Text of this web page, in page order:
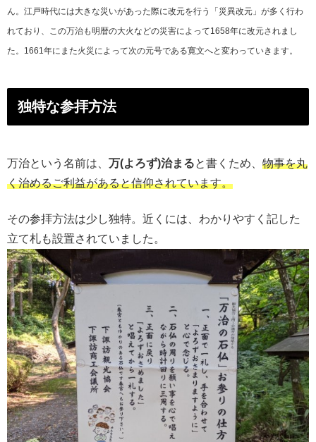
ん。江戸時代には大きな災いがあった際に改元を行う「災異改元」が多く行わ
れており、この万治も明暦の大火などの災害によって1658年に改元されまし
た。1661年にまた火災によって次の元号である寛文へと変わっていきます。
独特な参拝方法
万治という名前は、 万(よろず)治まると書くため、 物事を丸
く治めるご利益があると信仰されています。
その参拝方法は少し独特。近くには、わかりやすく記した
立て札も設置されていました。